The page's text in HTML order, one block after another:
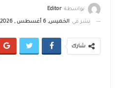
بواسطة Editor
نشر في الخميس, 6 أغسطس , 2026, الساعة 1:36 م
شارك